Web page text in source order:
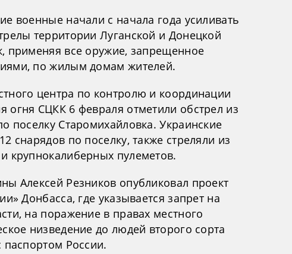
военные начали с начала года усиливать
территории Луганской и Донецкой
применяя все оружие, запрещенное
по жилым домам жителей.
центра по контролю и координации
огня СЦКК 6 февраля отметили обстрел из
поселку Старомихайловка. Украинские
снарядов по поселку, также стреляли из
крупнокалиберных пулеметов.
Алексей Резников опубликовал проект
Донбасса, где указывается запрет на
на поражение в правах местного
низведение до людей второго сорта
паспортом России.